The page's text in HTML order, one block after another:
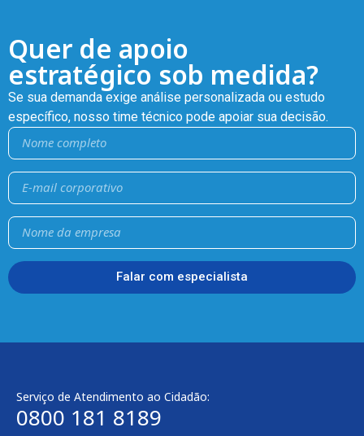
Quer de apoio
estratégico sob medida?
Se sua demanda exige análise personalizada ou estudo
específico, nosso time técnico pode apoiar sua decisão.
Falar com especialista
Serviço de Atendimento ao Cidadão:
0800 181 8189